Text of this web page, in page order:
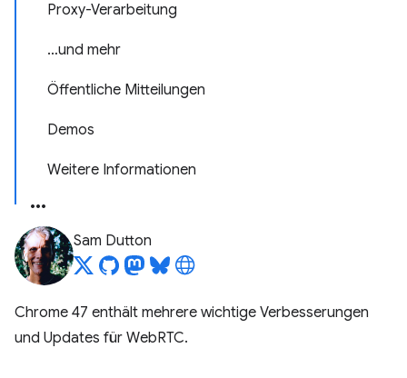
Proxy-Verarbeitung
…und mehr
Öffentliche Mitteilungen
Demos
Weitere Informationen
Sam Dutton
Chrome 47 enthält mehrere wichtige Verbesserungen
und Updates für WebRTC.